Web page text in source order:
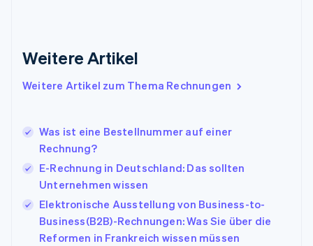
Weitere Artikel
Weitere Artikel zum Thema Rechnungen
Was ist eine Bestellnummer auf einer
Rechnung?
E-Rechnung in Deutschland: Das sollten
Unternehmen wissen
Elektronische Ausstellung von Business-to-
Business(B2B)-Rechnungen: Was Sie über die
Reformen in Frankreich wissen müssen
English
Italien
Italiano English
English Français
Kroatien
EnglishItaliano
Lettland
Liechtenstein
DeutschEnglish
Litauen